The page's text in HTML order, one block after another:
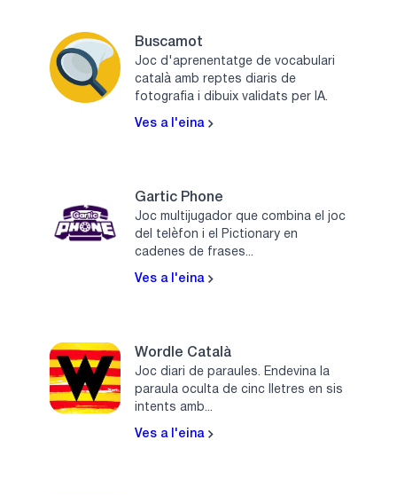
Buscamot
Joc d'aprenentatge de vocabulari
català amb reptes diaris de
fotografia i dibuix validats per IA.
Ves a l'eina
Gartic Phone
Joc multijugador que combina el joc
del telèfon i el Pictionary en
cadenes de frases...
Ves a l'eina
Wordle Català
Joc diari de paraules. Endevina la
paraula oculta de cinc lletres en sis
intents amb...
Ves a l'eina